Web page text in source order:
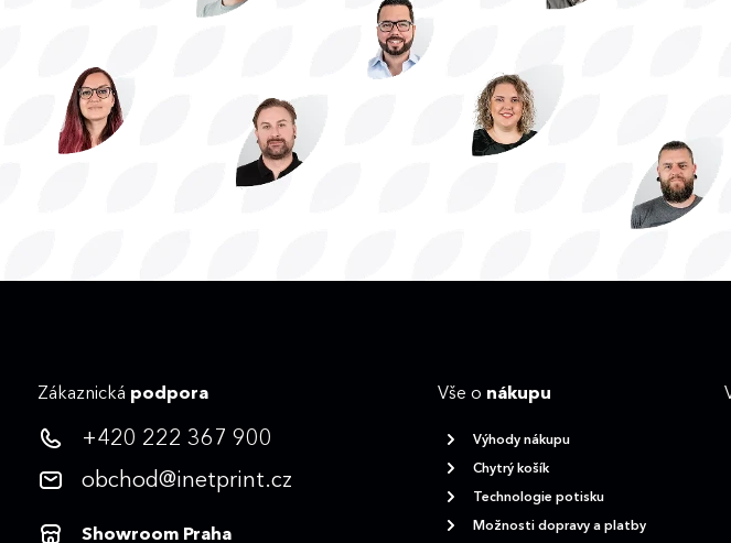
Zákaznická podpora
+420 222 367 900
obchod@inetprint.cz
Showroom Praha
Vše o nákupu
Výhody nákupu
Chytrý košík
Technologie potisku
Možnosti dopravy a platby